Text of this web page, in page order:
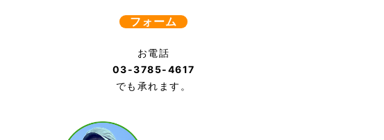
フォーム
お電話
03-3785-4617
でも承れます。